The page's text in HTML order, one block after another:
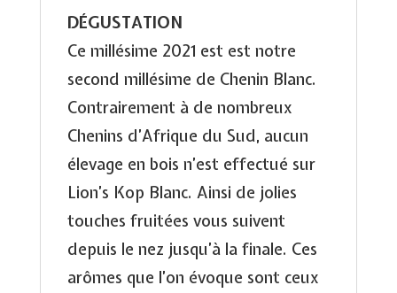
DÉGUSTATION
Ce millésime 2021 est est notre
second millésime de Chenin Blanc.
Contrairement à de nombreux
Chenins d’Afrique du Sud, aucun
élevage en bois n’est effectué sur
Lion’s Kop Blanc. Ainsi de jolies
touches fruitées vous suivent
depuis le nez jusqu’à la finale. Ces
arômes que l’on évoque sont ceux